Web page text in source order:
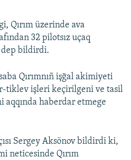
Qırım üzerinde ava
32 pilotsız uçaq
dep bildirdi.
Qırımnıñ işğal akimiyeti
tiklev işleri keçirilgeni ve tasil
haberdar etmege
Sergey Aksönov bildirdi ki,
neticesinde Qırım